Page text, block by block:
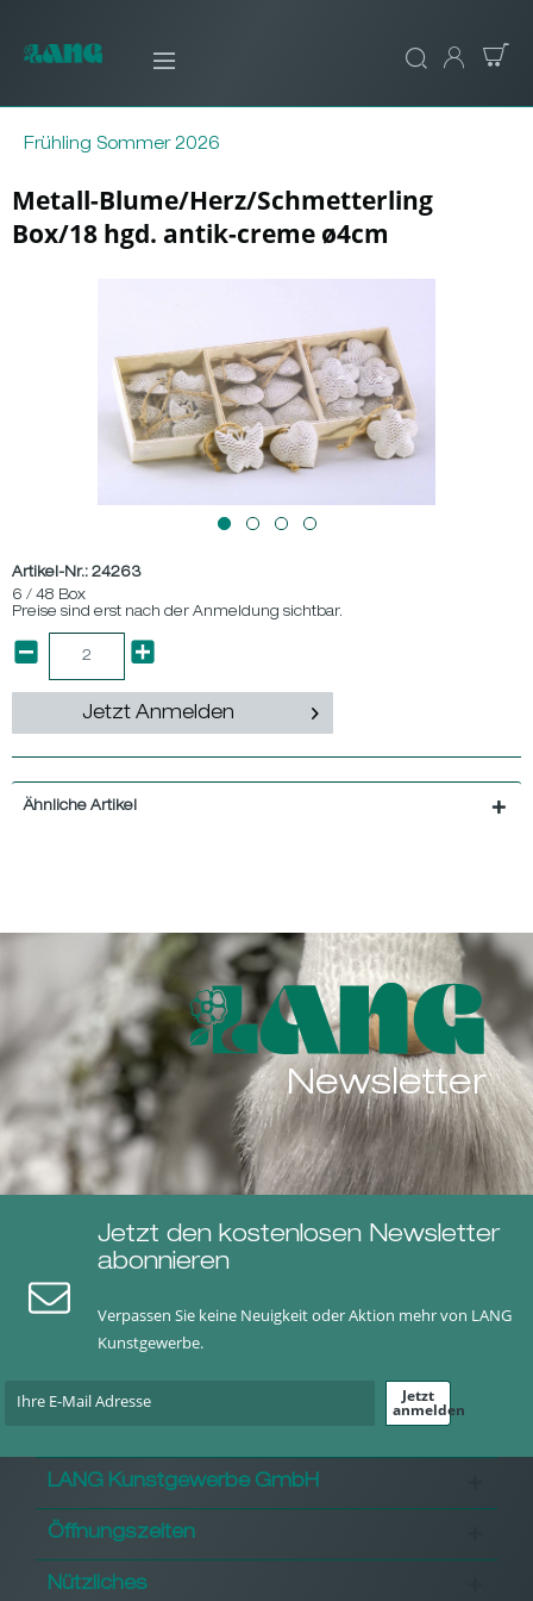
Frühling Sommer 2026
Metall-Blume/Herz/Schmetterling
Box/18 hgd. antik-creme ø4cm
Artikel-Nr.: 24263
6 / 48 Box
Preise sind erst nach der Anmeldung sichtbar.
Jetzt Anmelden
Ähnliche Artikel
Newsletter
Jetzt den kostenlosen Newsletter
abonnieren
Verpassen Sie keine Neuigkeit oder Aktion mehr von LANG
Kunstgewerbe.
Jetzt
anmelden
LANG Kunstgewerbe GmbH
Öffnungszeiten
Nützliches